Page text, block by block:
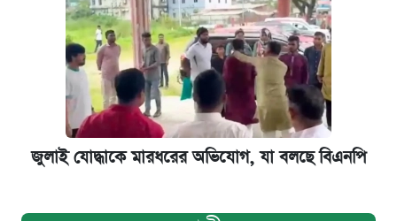
জুলাই যোদ্ধাকে মারধরের অভিযোগ, যা বলছে বিএনপি